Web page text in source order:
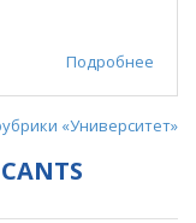
Подробнее
«Университет»